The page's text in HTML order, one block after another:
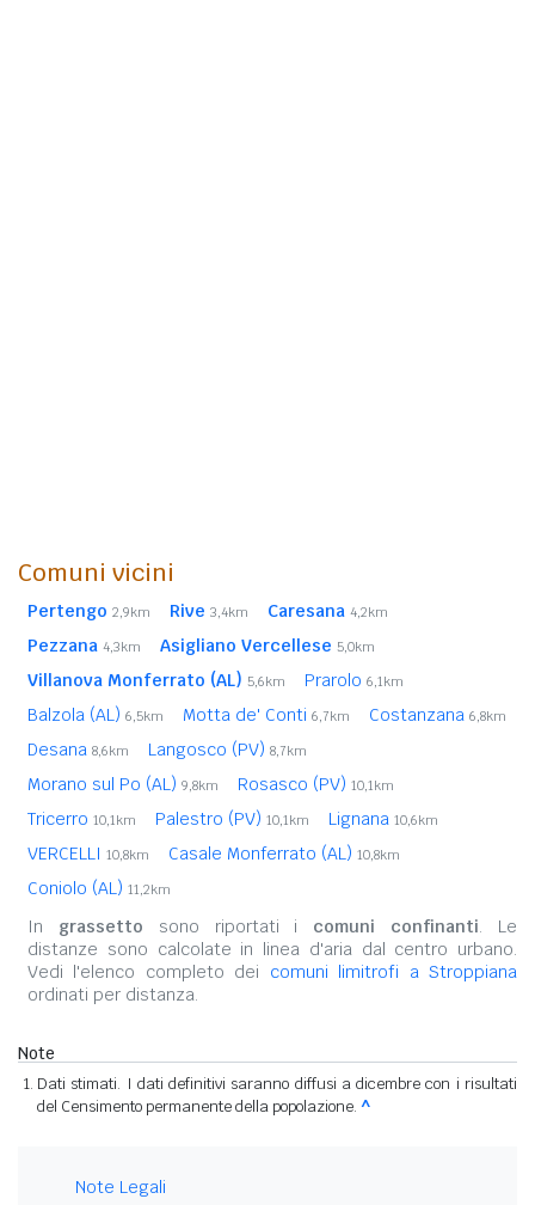
Comuni vicini
Pertengo 2,9km Rive 3,4km Caresana 4,2km
Pezzana 4,3km Asigliano Vercellese 5,0km
Villanova Monferrato (AL) 5,6km Prarolo 6,1km
Balzola (AL) 6,5km Motta de' Conti 6,7km Costanzana 6,8km
Desana 8,6km Langosco (PV) 8,7km
Morano sul Po (AL) 9,8km Rosasco (PV) 10,1km
Tricerro 10,1km Palestro (PV) 10,1km Lignana 10,6km
VERCELLI 10,8km Casale Monferrato (AL) 10,8km
Coniolo (AL) 11,2km
In grassetto sono riportati i comuni confinanti. Le
distanze sono calcolate in linea d'aria dal centro urbano.
Vedi l'elenco completo dei comuni limitrofi a Stroppiana
ordinati per distanza.
Note
Dati stimati. I dati definitivi saranno diffusi a dicembre con i risultati
del Censimento permanente della popolazione. ^
Note Legali